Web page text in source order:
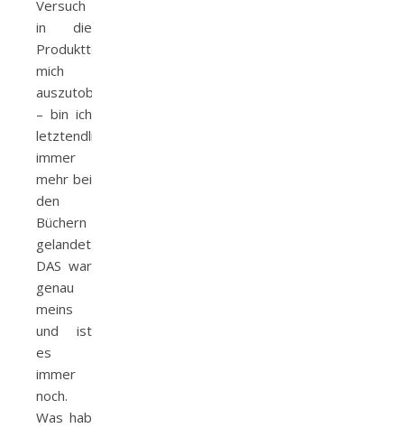
Versuch
in die
Produkttesterwelt
mich
auszutoben
– bin ich
letztendlich
immer
mehr bei
den
Büchern
gelandet.
DAS war
genau
meins
und ist
es
immer
noch.
Was hab